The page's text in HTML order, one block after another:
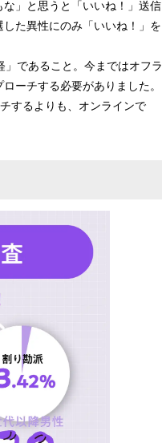
」と思うと「いいね！」送信
た異性にのみ「いいね！」を
であること。今まではオフラ
ーチする必要がありました。
するよりも、オンラインで